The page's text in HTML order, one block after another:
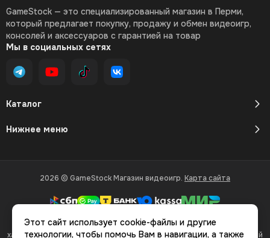
Каталог
Нижнее меню
GameStock — это специализированный магазин в Перми,
который предлагает покупку, продажу и обмен видеоигр,
консолей и аксессуаров с гарантией на товар
Мы в социальных сетях
2026 © GameStock Магазин видеоигр. Карта сайта
Вся представленная на сайте информация, касающаяся
характеристик, стоимости товаров и услуг, носит информационный
Этот сайт использует cookie-файлы и другие
технологии, чтобы помочь Вам в навигации, а также